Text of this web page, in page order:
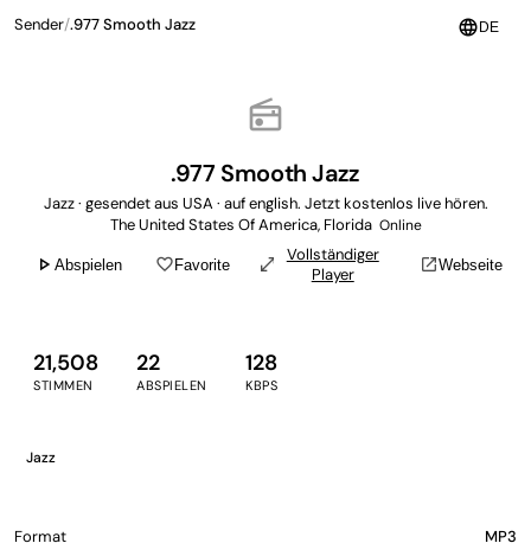
language DE
Sender/.977 Smooth Jazz
radio
.977 Smooth Jazz
Jazz · gesendet aus USA · auf english. Jetzt kostenlos live hören.
The United States Of America, Florida Online
play_arrow Abspielen favorite_borderFavorite open_in_full
Vollständiger
Player
open_in_newWebseite
21,508
STIMMEN
22
ABSPIELEN
128
KBPS
Jazz
Format MP3